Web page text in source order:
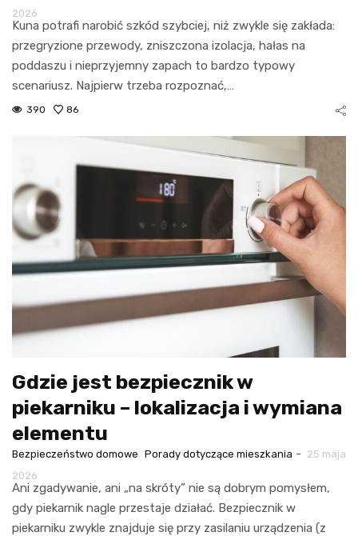
2026
Kuna potrafi narobić szkód szybciej, niż zwykle się zakłada:
przegryzione przewody, zniszczona izolacja, hałas na
poddaszu i nieprzyjemny zapach to bardzo typowy
scenariusz. Najpierw trzeba rozpoznać,…
390 86
Gdzie jest bezpiecznik w
piekarniku – lokalizacja i wymiana
elementu
Bezpieczeństwo domowe Porady dotyczące mieszkania - 25 maja
2026
Ani zgadywanie, ani „na skróty” nie są dobrym pomysłem,
gdy piekarnik nagle przestaje działać. Bezpiecznik w
piekarniku zwykle znajduje się przy zasilaniu urządzenia (z